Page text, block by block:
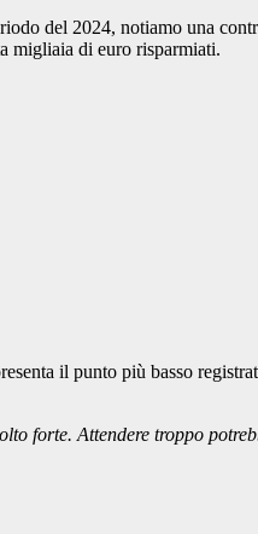
del 2024, notiamo una
migliaia di euro risparmiati.
il punto più basso
forte. Attendere troppo